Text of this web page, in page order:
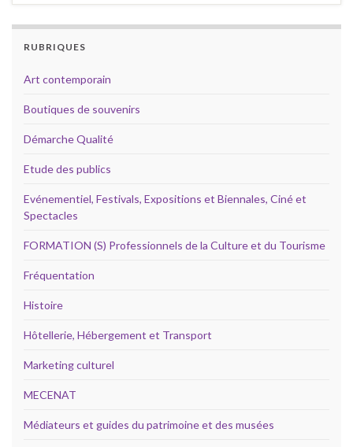
RUBRIQUES
Art contemporain
Boutiques de souvenirs
Démarche Qualité
Etude des publics
Evénementiel, Festivals, Expositions et Biennales, Ciné et
Spectacles
FORMATION (S) Professionnels de la Culture et du Tourisme
Fréquentation
Histoire
Hôtellerie, Hébergement et Transport
Marketing culturel
MECENAT
Médiateurs et guides du patrimoine et des musées